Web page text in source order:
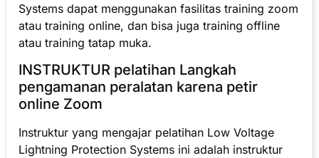
Systems dapat menggunakan fasilitas training zoom
atau training online, dan bisa juga training offline
atau training tatap muka.
INSTRUKTUR pelatihan Langkah
pengamanan peralatan karena petir
online Zoom
Instruktur yang mengajar pelatihan Low Voltage
Lightning Protection Systems ini adalah instruktur